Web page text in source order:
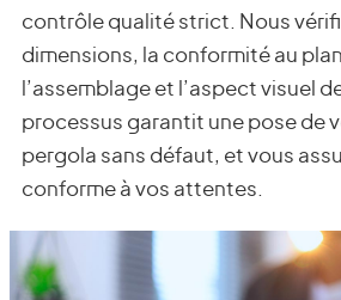
contrôle qualité strict. Nous
dimensions, la conformité au
l’assemblage et l’aspect visuel
processus garantit une pose de
pergola sans défaut, et vous
conforme à vos attentes.